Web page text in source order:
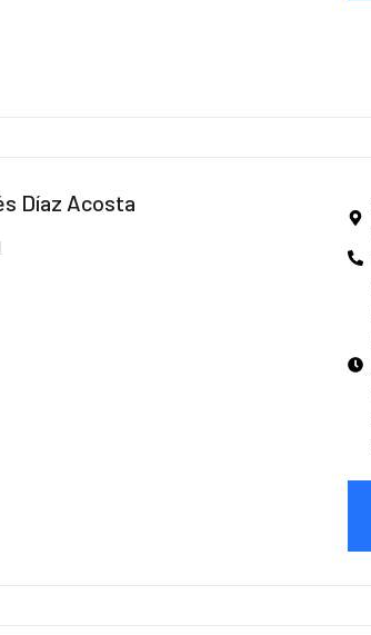
Díaz Acosta